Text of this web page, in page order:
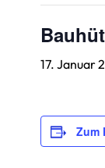
17. Januar
Zum